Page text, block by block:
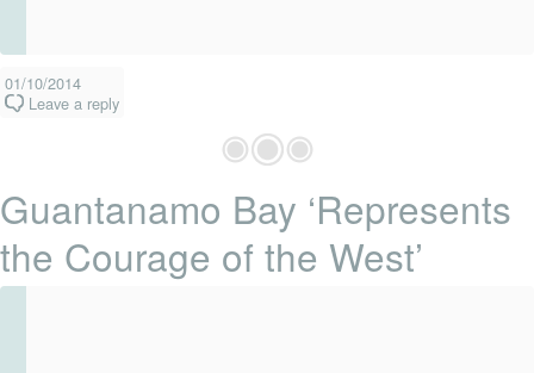
01/10/2014
Leave a reply
Guantanamo Bay ‘Represents
the Courage of the West’